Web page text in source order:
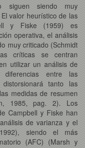
siguen siendo muy
valor heurístico de las
y Fiske (1959) es
operativa, el análisis
muy criticado (Schmidt
críticas se centran
utilizar un análisis de
entre las
tanto las
medidas de resumen
1985, pag. 2). Los
Campbell y Fiske han
de varianza y el
siendo el más
(AFC) (Marsh y